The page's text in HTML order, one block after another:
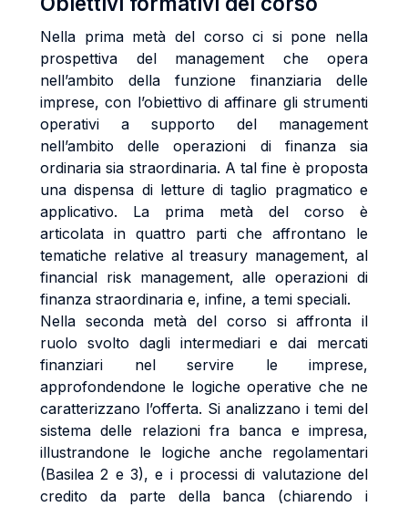
Nella prima metà del corso ci si pone nella
prospettiva del management che opera
nell’ambito della funzione finanziaria delle
imprese, con l’obiettivo di affinare gli strumenti
operativi a supporto del management
nell’ambito delle operazioni di finanza sia
ordinaria sia straordinaria. A tal fine è proposta
una dispensa di letture di taglio pragmatico e
applicativo. La prima metà del corso è
articolata in quattro parti che affrontano le
tematiche relative al treasury management, al
financial risk management, alle operazioni di
finanza straordinaria e, infine, a temi speciali.
Nella seconda metà del corso si affronta il
ruolo svolto dagli intermediari e dai mercati
finanziari nel servire le imprese,
approfondendone le logiche operative che ne
caratterizzano l’offerta. Si analizzano i temi del
sistema delle relazioni fra banca e impresa,
illustrandone le logiche anche regolamentari
(Basilea 2 e 3), e i processi di valutazione del
credito da parte della banca (chiarendo i